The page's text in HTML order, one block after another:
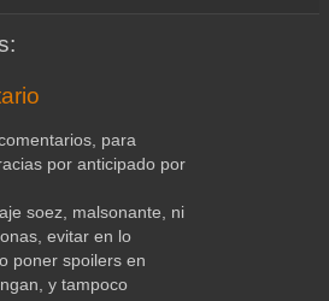
para
por anticipado por
soez, malsonante, ni
evitar en lo
poner spoilers en
y tampoco